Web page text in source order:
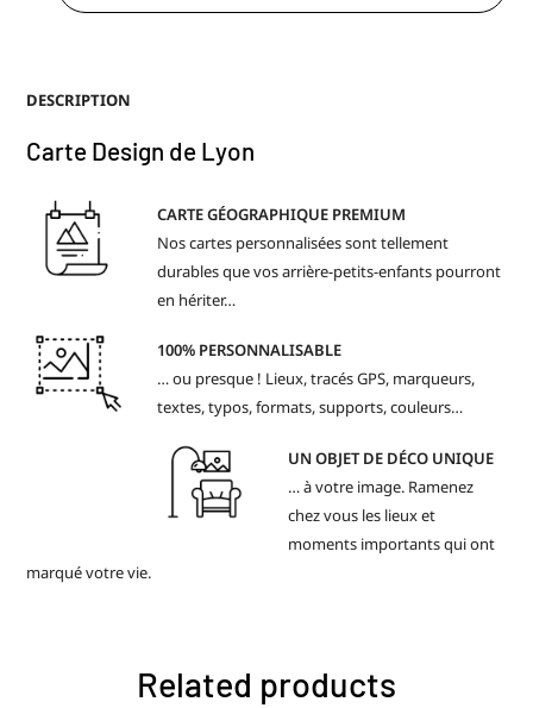
DESCRIPTION
Carte Design de Lyon
CARTE GÉOGRAPHIQUE PREMIUM
Nos cartes personnalisées sont tellement
durables que vos arrière-petits-enfants pourront
en hériter…
100% PERSONNALISABLE
… ou presque ! Lieux, tracés GPS, marqueurs,
textes, typos, formats, supports, couleurs…
UN OBJET DE DÉCO UNIQUE
… à votre image. Ramenez
chez vous les lieux et
moments importants qui ont
marqué votre vie.
Related products